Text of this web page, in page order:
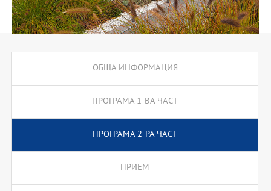
ОБЩА ИНФОРМАЦИЯ
ПРОГРАМА 1-ВА ЧАСТ
ПРОГРАМА 2-РА ЧАСТ
ПРИЕМ